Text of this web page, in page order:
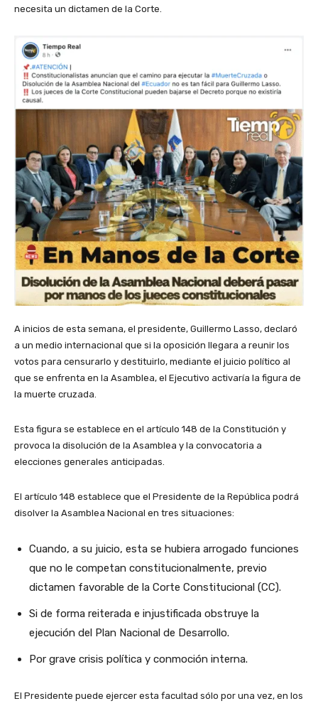
necesita un dictamen de la Corte.
A inicios de esta semana, el presidente, Guillermo Lasso, declaró
a un medio internacional que si la oposición llegara a reunir los
votos para censurarlo y destituirlo, mediante el juicio político al
que se enfrenta en la Asamblea, el Ejecutivo activaría la figura de
la muerte cruzada.
Esta figura se establece en el artículo 148 de la Constitución y
provoca la disolución de la Asamblea y la convocatoria a
elecciones generales anticipadas.
El artículo 148 establece que el Presidente de la República podrá
disolver la Asamblea Nacional en tres situaciones:
Cuando, a su juicio, esta se hubiera arrogado funciones
que no le competan constitucionalmente, previo
dictamen favorable de la Corte Constitucional (CC).
Si de forma reiterada e injustificada obstruye la
ejecución del Plan Nacional de Desarrollo.
Por grave crisis política y conmoción interna.
El Presidente puede ejercer esta facultad sólo por una vez, en los